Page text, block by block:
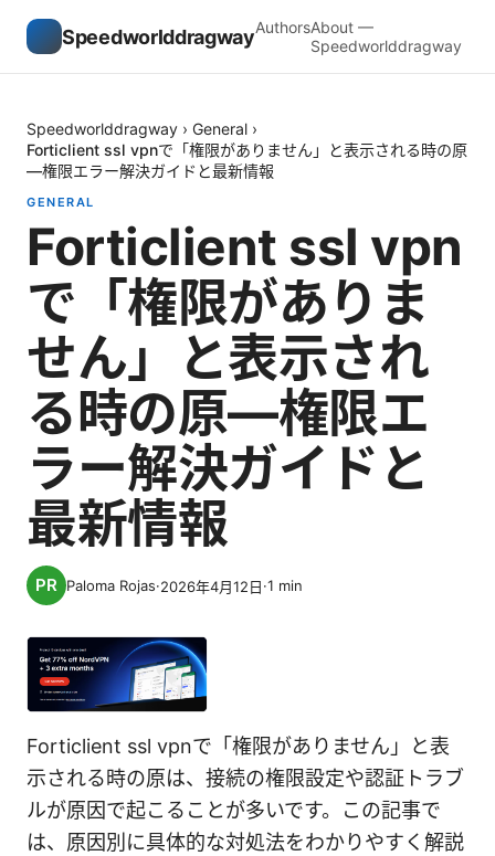
SpeedworlddragwayAuthorsAbout —
Speedworlddragway
Speedworlddragway › General ›
Forticlient ssl vpnで「権限がありません」と表示される時の原
—権限エラー解決ガイドと最新情報
GENERAL
Forticlient ssl vpn
で「権限がありま
せん」と表示され
る時の原—権限エ
ラー解決ガイドと
最新情報
Paloma Rojas·2026年4月12日·1 min
Forticlient ssl vpnで「権限がありません」と表
示される時の原は、接続の権限設定や認証トラブ
ルが原因で起こることが多いです。この記事で
は、原因別に具体的な対処法をわかりやすく解説